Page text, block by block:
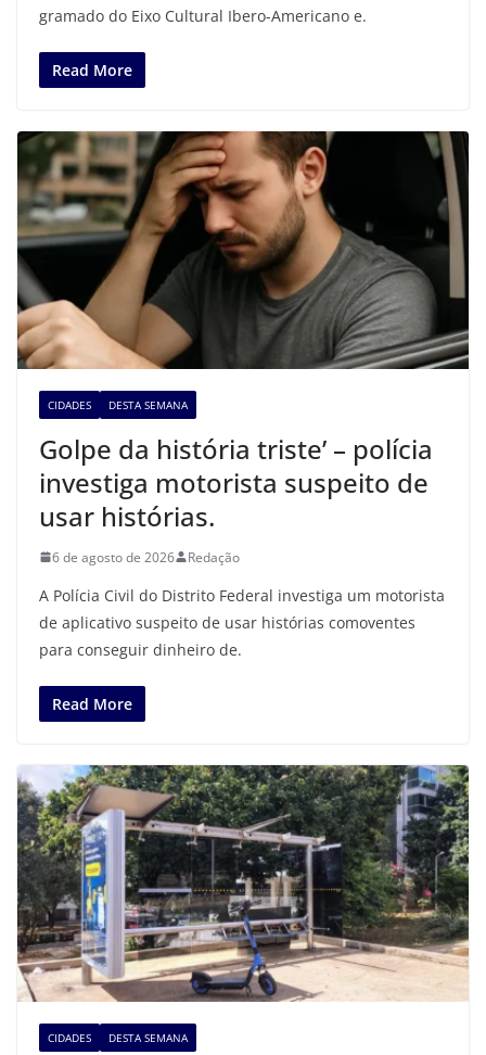
gramado do Eixo Cultural Ibero-Americano e.
Read More
CIDADES DESTA SEMANA
Golpe da história triste’ – polícia
investiga motorista suspeito de
usar histórias.
6 de agosto de 2026 Redação
A Polícia Civil do Distrito Federal investiga um motorista
de aplicativo suspeito de usar histórias comoventes
para conseguir dinheiro de.
Read More
CIDADES DESTA SEMANA